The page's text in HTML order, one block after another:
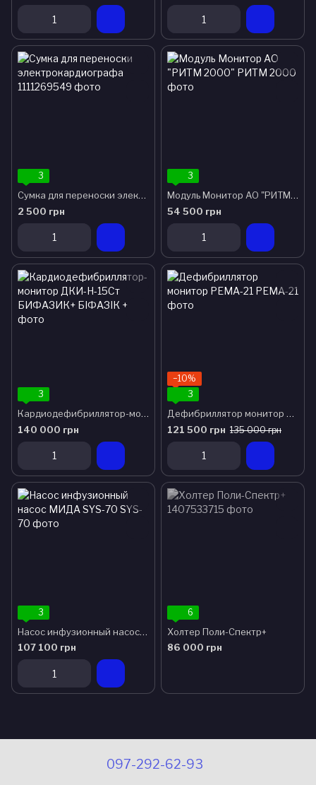
3
Сумка для переноски электрокардиографа
2 500 грн
3
Модуль Монитор АО "РИТМ 2000"
54 500 грн
3
Кардиодефибриллятор-монитор ДКИ-Н-15Ст БИФАЗИК+
140 000 грн
−10%
3
Дефибриллятор монитор РЕМА-21
121 500 грн 135 000 грн
3
Насос инфузионный насос МИДА SYS-70
107 100 грн
6
Холтер Поли-Спектр+
86 000 грн
097-292-62-93